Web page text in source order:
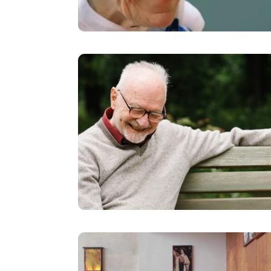
Image
Image